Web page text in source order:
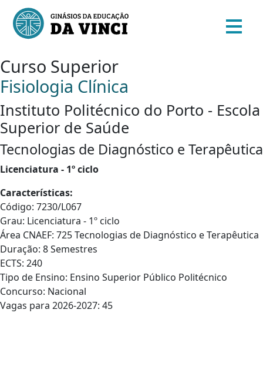
Curso Superior
Fisiologia Clínica
Instituto Politécnico do Porto - Escola
Superior de Saúde
Tecnologias de Diagnóstico e Terapêutica
Licenciatura - 1º ciclo
Características:
Código: 7230/L067
Grau: Licenciatura - 1º ciclo
Área CNAEF: 725 Tecnologias de Diagnóstico e Terapêutica
Duração: 8 Semestres
ECTS: 240
Tipo de Ensino: Ensino Superior Público Politécnico
Concurso: Nacional
Vagas para 2026-2027: 45